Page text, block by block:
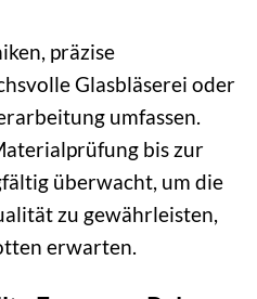
präzise
Glasbläserei oder
umfassen.
bis zur
überwacht, um die
zu gewährleisten,
erwarten.